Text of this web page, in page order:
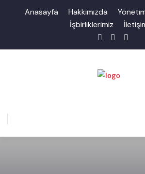
Anasayfa Hakkımızda
İşbirliklerimiz